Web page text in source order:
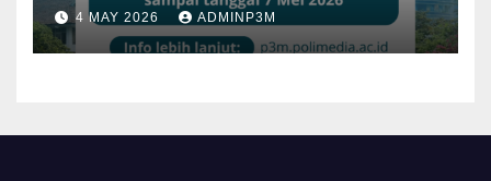
4 MAY 2026 ADMINP3M